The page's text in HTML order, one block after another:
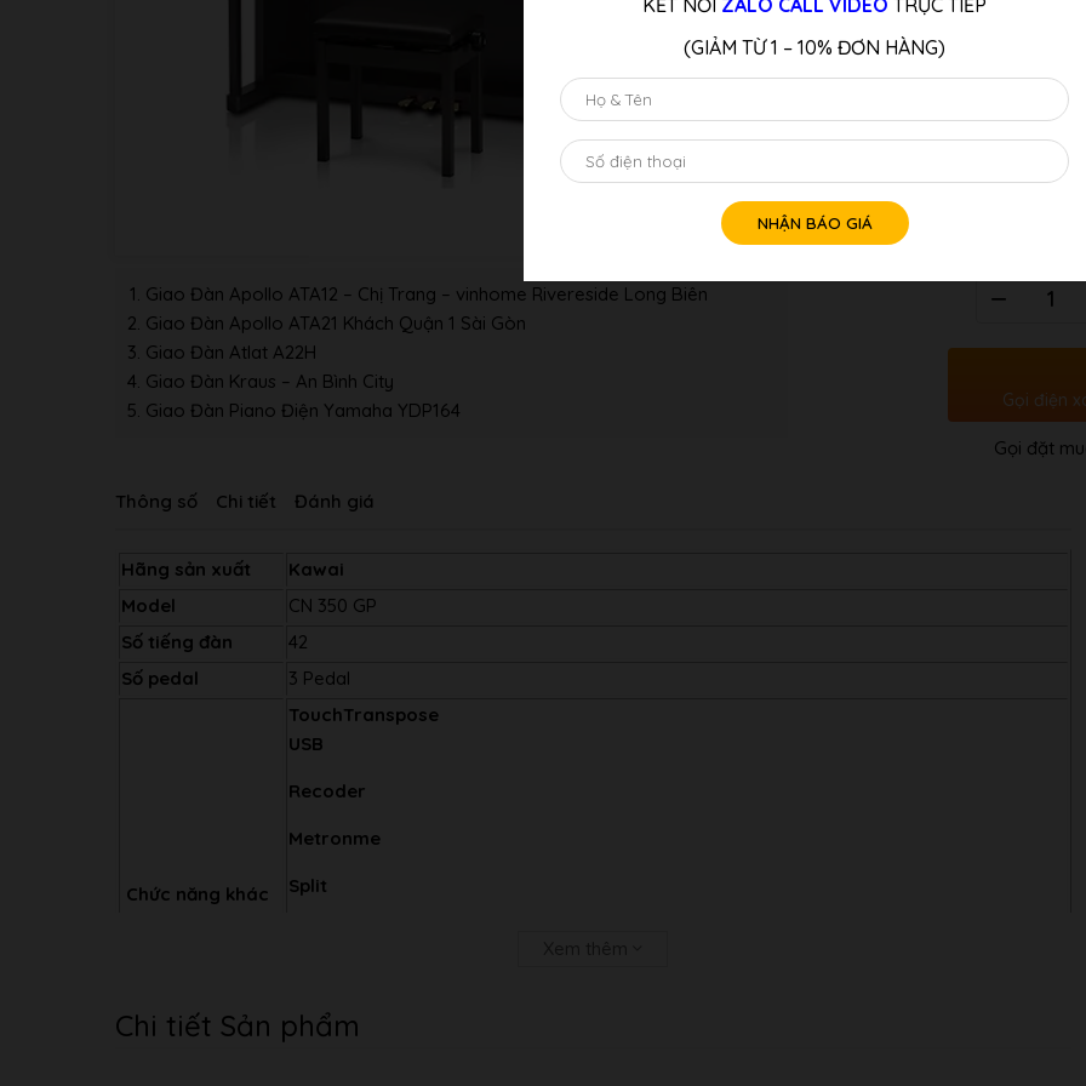
Giao Đàn Apollo ATA12 – Chị Trang – vinhome Rivereside Long Biên
Giao Đàn Apollo ATA21 Khách Quận 1 Sài Gòn
Giao Đàn Atlat A22H
Giao Đàn Kraus – An Bình City
Giao Đàn Piano Điện Yamaha YDP164
của Nhật Bản, cuối cùng đã
mô hình trước đó, sự thoải mái
mới!Đây là một cây đàn piano
LƯU Ý:
Quý Khách Liên Hệ: Hotline/
Tư vấn
Số
Gọi điện
Gọi đặt
Thông số Chi tiết Đánh giá
Hãng sản xuất
Kawai
Model
CN 350 GP
Số tiếng đàn
42
Số pedal
3 Pedal
Chức năng khác
TouchTranspose
USB
Recoder
Metronme
Split
Demo
Chi tiết Sản phẩm
KẾT NỐI ZALO CALL VIDEO TRỰC TIẾP
(GIẢM TỪ 1 – 10% ĐƠN HÀNG)